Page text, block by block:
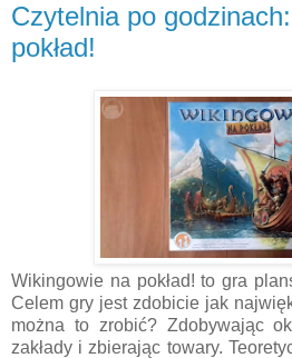
Czytelnia po
pokład!
Wikingowie na pokład! to gra
Celem gry jest zdobicie jak
można to zrobić? Zdobywając
zakłady i zbierając towary.